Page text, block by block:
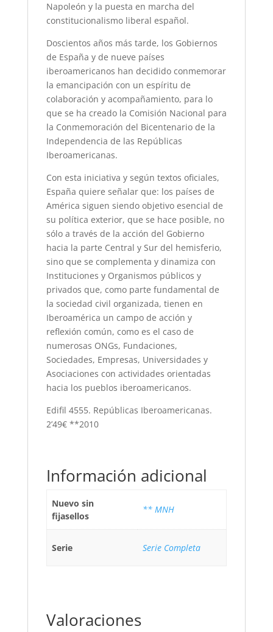
Napoleón y la puesta en marcha del
constitucionalismo liberal español.
Doscientos años más tarde, los Gobiernos
de España y de nueve países
iberoamericanos han decidido conmemorar
la emancipación con un espíritu de
colaboración y acompañamiento, para lo
que se ha creado la Comisión Nacional para
la Conmemoración del Bicentenario de la
Independencia de las Repúblicas
Iberoamericanas.
Con esta iniciativa y según textos oficiales,
España quiere señalar que: los países de
América siguen siendo objetivo esencial de
su política exterior, que se hace posible, no
sólo a través de la acción del Gobierno
hacia la parte Central y Sur del hemisferio,
sino que se complementa y dinamiza con
Instituciones y Organismos públicos y
privados que, como parte fundamental de
la sociedad civil organizada, tienen en
Iberoamérica un campo de acción y
reflexión común, como es el caso de
numerosas ONGs, Fundaciones,
Sociedades, Empresas, Universidades y
Asociaciones con actividades orientadas
hacia los pueblos iberoamericanos.
Edifil 4555. Repúblicas Iberoamericanas.
2’49€ **2010
Información adicional
Nuevo sin
fijasellos
** MNH
Serie Serie Completa
Valoraciones